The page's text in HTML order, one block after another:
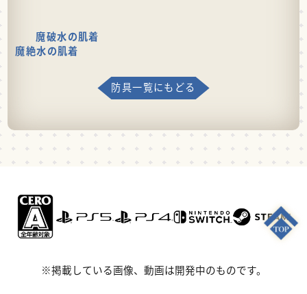
魔破水の肌着
魔絶水の肌着
防具一覧にもどる
※掲載している画像、動画は開発中のものです。